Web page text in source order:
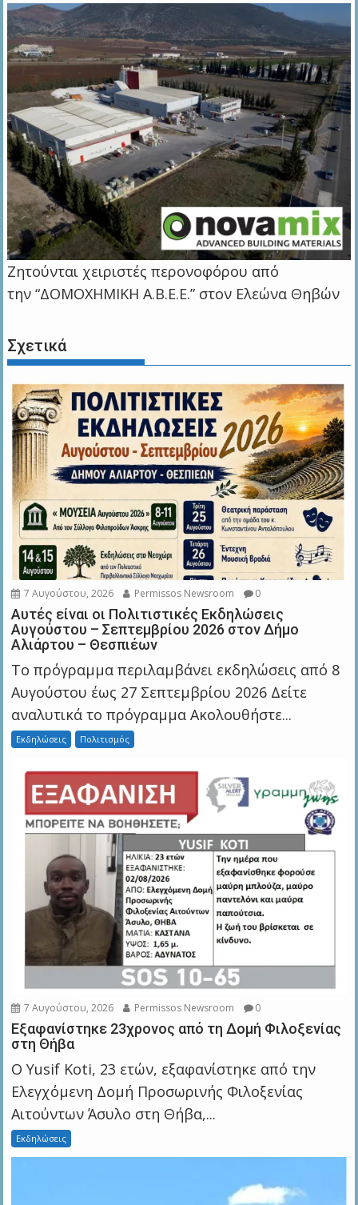
Ζητούνται χειριστές περονοφόρου από
την “ΔΟΜΟΧΗΜΙΚΗ Α.Β.Ε.Ε.” στον Ελεώνα Θηβών
Σχετικά
7 Αυγούστου, 2026 Permissos Newsroom 0
Αυτές είναι οι Πολιτιστικές Εκδηλώσεις
Αυγούστου – Σεπτεμβρίου 2026 στον Δήμο
Αλιάρτου – Θεσπιέων
Το πρόγραμμα περιλαμβάνει εκδηλώσεις από 8
Αυγούστου έως 27 Σεπτεμβρίου 2026 Δείτε
αναλυτικά το πρόγραμμα Ακολουθήστε...
Εκδηλώσεις Πολιτισμός
7 Αυγούστου, 2026 Permissos Newsroom 0
Εξαφανίστηκε 23χρονος από τη Δομή Φιλοξενίας
στη Θήβα
Ο Yusif Koti, 23 ετών, εξαφανίστηκε από την
Ελεγχόμενη Δομή Προσωρινής Φιλοξενίας
Αιτούντων Άσυλο στη Θήβα,...
Εκδηλώσεις